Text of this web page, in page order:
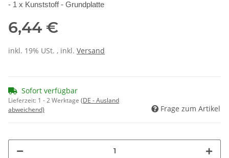
- 1 x Kunststoff - Grundplatte
6,44 €
inkl. 19% USt. , inkl. Versand
Sofort verfügbar
Lieferzeit: 1 - 2 Werktage (DE - Ausland
abweichend)
Frage zum Artikel